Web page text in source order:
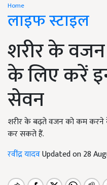
Home
लाइफ स्टाइल
शरीर के
के लिए करें
सेवन
शरीर के बढ़ते वजन को कम करने
कर सकते हैं.
रवींद्र यादवUpdated on 28